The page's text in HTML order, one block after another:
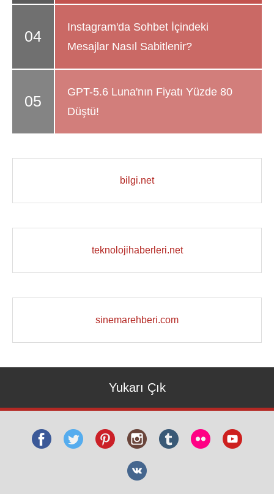
Instagram'da Sohbet İçindeki
Mesajlar Nasıl Sabitlenir?
GPT-5.6 Luna'nın Fiyatı Yüzde 80
Düştü!
bilgi.net
teknolojihaberleri.net
sinemarehberi.com
Yukarı Çık